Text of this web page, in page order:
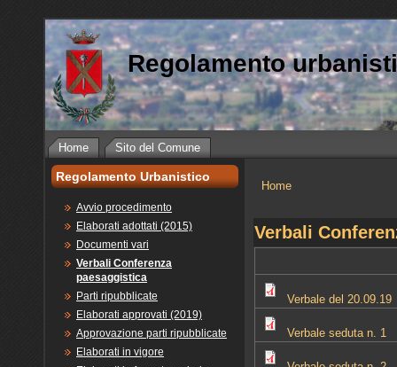
Regolamento
Home Sito del Comune
Regolamento Urbanistico
Avvio procedimento
Elaborati adottati (2015)
Documenti vari
Verbali Conferenza
paesaggistica
Parti ripubblicate
Elaborati approvati (2019)
Approvazione parti ripubblicate
Elaborati in vigore
Tu sei qui
Home
Verbali
Verbale del 20.09.19
Verbale seduta n. 1